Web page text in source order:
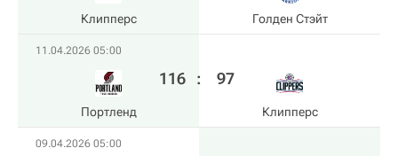
Клипперс Голден Стэйт
11.04.2026 05:00
Портленд
116 : 97
Клипперс
09.04.2026 05:00